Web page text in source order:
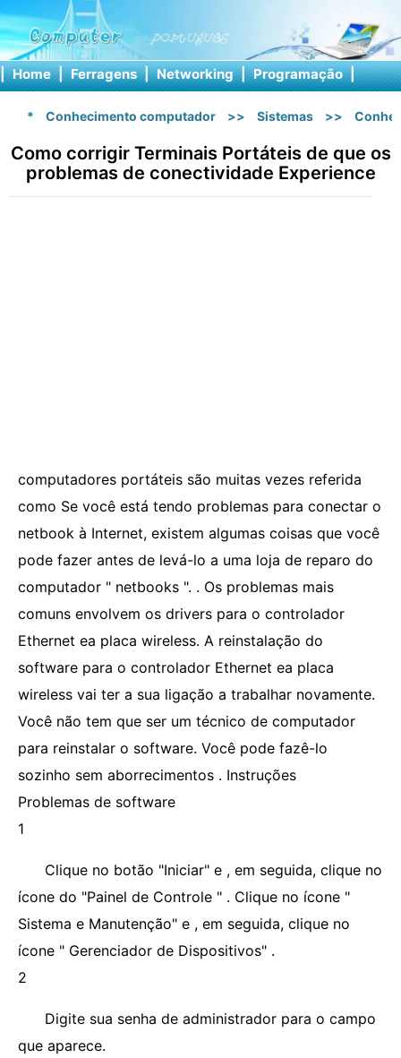
| Home | Ferragens | Networking | Programação |
* Conhecimento computador >> Sistemas >>
Como corrigir Terminais Portáteis de que os
problemas de conectividade Experience
computadores portáteis são muitas vezes referida
como Se você está tendo problemas para conectar o
netbook à Internet, existem algumas coisas que você
pode fazer antes de levá-lo a uma loja de reparo do
computador " netbooks ". . Os problemas mais
comuns envolvem os drivers para o controlador
Ethernet ea placa wireless. A reinstalação do
software para o controlador Ethernet ea placa
wireless vai ter a sua ligação a trabalhar novamente.
Você não tem que ser um técnico de computador
para reinstalar o software. Você pode fazê-lo
sozinho sem aborrecimentos . Instruções
Problemas de software
1
Clique no botão "Iniciar" e , em seguida, clique no
ícone do "Painel de Controle " . Clique no ícone "
Sistema e Manutenção" e , em seguida, clique no
ícone " Gerenciador de Dispositivos" .
2
Digite sua senha de administrador para o campo
que aparece.